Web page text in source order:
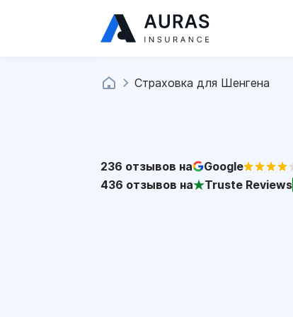
Страховка для Шенгена
236 отзывов на
Google
436 отзывов на Truste Reviews